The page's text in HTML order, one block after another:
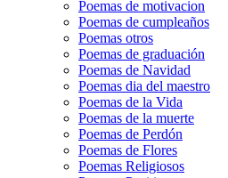
Poemas de motivacion
Poemas de cumpleaños
Poemas otros
Poemas de graduación
Poemas de Navidad
Poemas dia del maestro
Poemas de la Vida
Poemas de la muerte
Poemas de Perdón
Poemas de Flores
Poemas Religiosos